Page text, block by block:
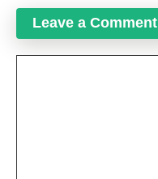
Leave a Comment